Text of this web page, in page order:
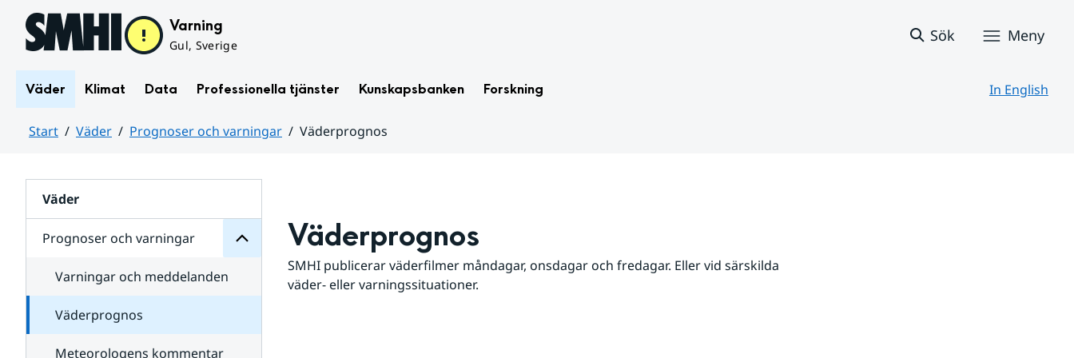
Hoppa till sidans innehåll Varning
Gul, Sverige
Sök Meny
Väder Klimat Data Professionella tjänster Kunskapsbanken Forskning In English
Start Väder Prognoser och varningar
Väderprognos
Väder
Prognoser och varningar
för
varningar
Varningar och meddelanden
Väderprognos
Meteorologens kommentar
Väderprognos
SMHI publicerar väderfilmer måndagar, onsdagar och fredagar. Eller vid särskilda
väder- eller varningssituationer.